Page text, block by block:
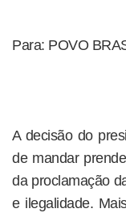
Para: POVO
A decisão do
de mandar
da proclamação
e ilegalidade.